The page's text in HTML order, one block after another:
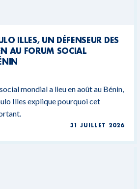
ILLES, UN DÉFENSEUR DES
AU FORUM SOCIAL
mondial a lieu en août au Bénin,
Illes explique pourquoi cet
31 JUILLET 2026